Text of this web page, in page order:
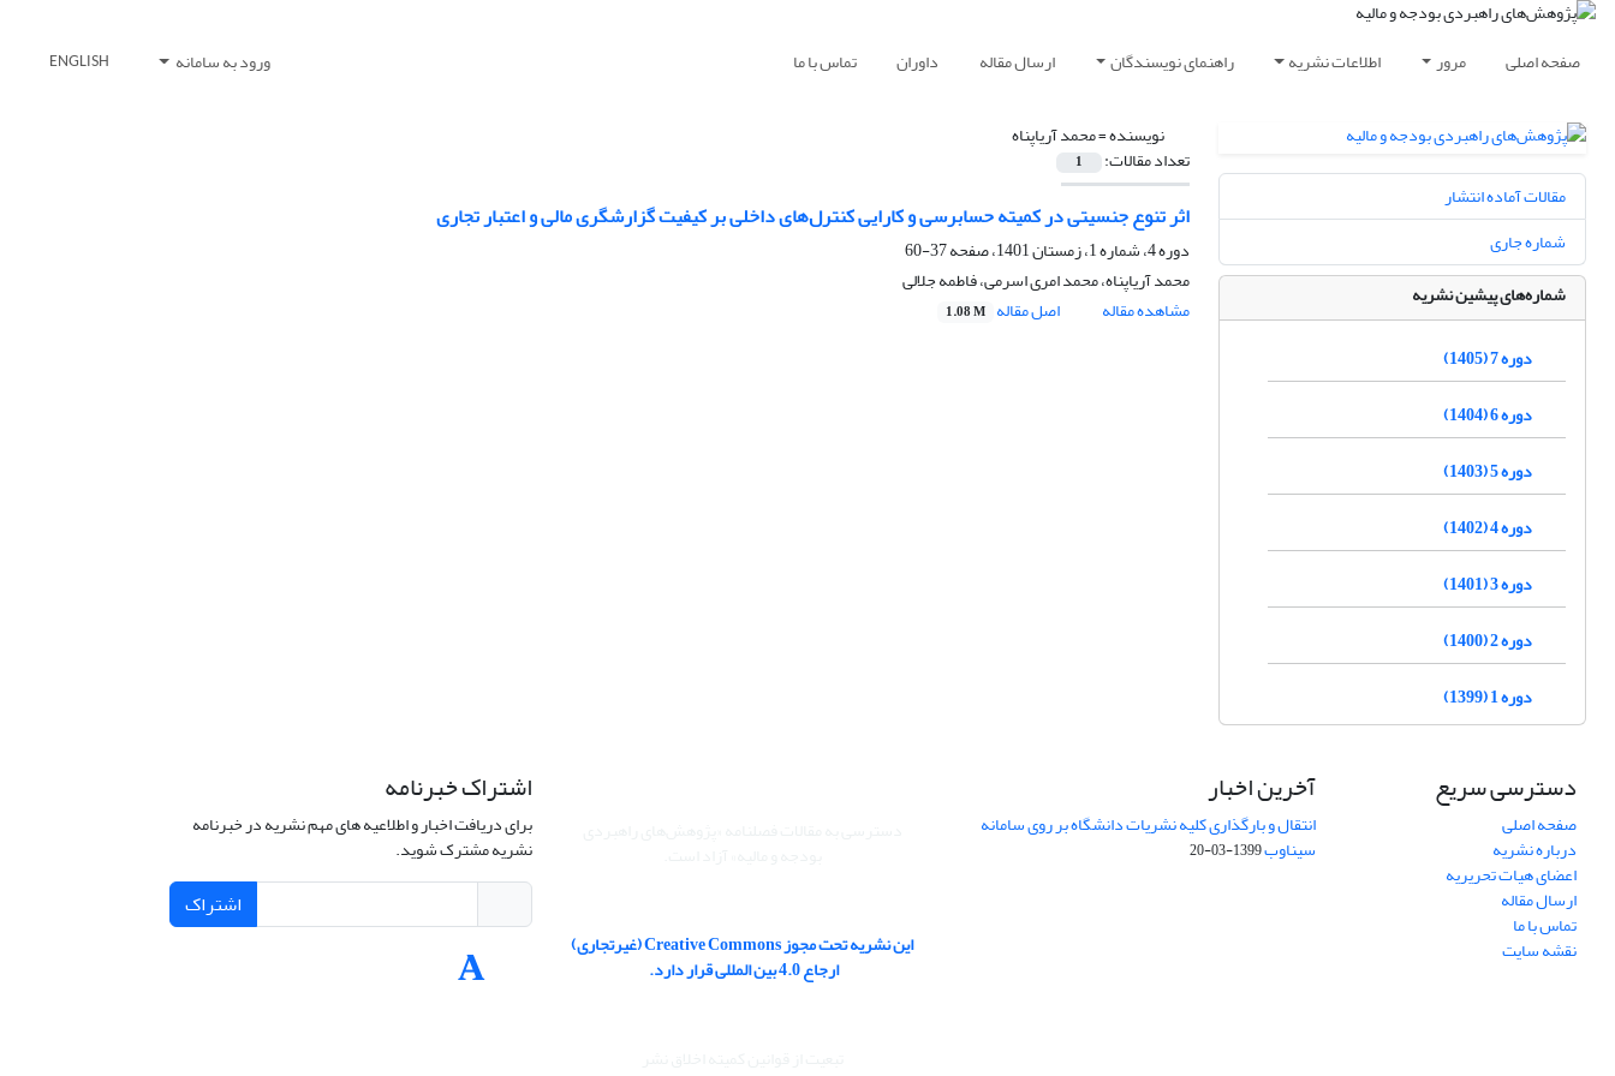
صفحه اصلی مرور اطلاعات نشریه راهنمای نویسندگان ارسال مقاله داوران تماس با ما ورود به سامانه ENGLISH
نویسنده =محمد آریاپناه
تعداد مقالات: 1
اثر تنوع جنسیتی در کمیته حسابرسی و کارایی کنترل‌های داخلی بر کیفیت گزارشگری مالی و اعتبار تجاری
دوره 4، شماره 1، زمستان 1401، صفحه
37-60
محمد آریاپناه، محمد امری اسرمی، فاطمه جلالی
مشاهده مقاله
اصل مقاله 1.08 M
مقالات آماده انتشار
شماره جاری
شماره‌های پیشین نشریه
دوره 7 (1405)
دوره 6 (1404)
دوره 5 (1403)
دوره 4 (1402)
دوره 3 (1401)
دوره 2 (1400)
دوره 1 (1399)
دسترسی سریع
صفحه اصلی
درباره نشریه
اعضای هیات تحریریه
ارسال مقاله
تماس با ما
نقشه سایت
آخرین اخبار
انتقال و بارگذاری کلیه نشریات دانشگاه بر روی سامانه
سیناوب1399-03-20
این نشریه تحت مجوز Creative Commons (غیرتجاری)
ارجاع 4.0 بین المللی قرار دارد.
اشتراک خبرنامه
برای دریافت اخبار و اطلاعیه های مهم نشریه در خبرنامه
نشریه مشترک شوید.
اشتراک